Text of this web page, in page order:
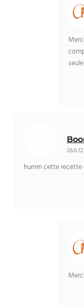
26.6.12
humm cette recette